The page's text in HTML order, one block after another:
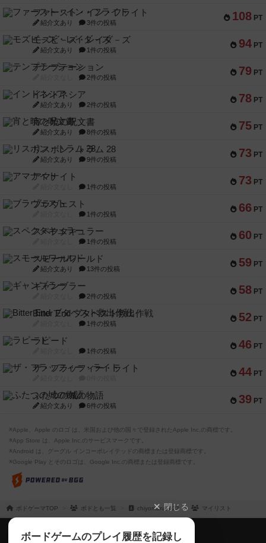
108 PT
ファースト・イン・フライト
紹介文あり 3件の投稿
94 PT
モズビ－ズ・レイダ－ズ
紹介文あり 1件の投稿
79 PT
テンプテーション
2件の投稿
78 PT
インドネシア
紹介文あり 2件の投稿
75 PT
宵と暁の呪文書
紹介文あり 8件の投稿
73 PT
リスボン・トラム 28
紹介文あり 9件の投稿
73 PT
アマナイト
1件の投稿
66 PT
ブラヴェスト
1件の投稿
60 PT
スペクタキュラー
1件の投稿
59 PT
スモールワールド
紹介文あり 13件の投稿
58 PT
ギャンブラー
2件の投稿
52 PT
Bitter End ブタペスト救出作戦
1件の投稿
46 PT
ラピード
1件の投稿
44 PT
ザ・フラッフィー・ライト
39 PT
ふたつの城の物語
紹介文あり 6件の投稿
※Apple、Apple のロゴ は、米国および他の国々で登録されたApple Inc.の商標です。
※App Store は、Apple Inc.のサービスマークです。
※Android は、グーグル インコーポレイテッドの商標または登録商標です。
※Google Play とそのロゴは、Google Inc.の商標または登録商標です。
ボドゲーマTOP ボドとも一覧 chiyomaru1623 マイリスト
閉じる
ボードゲームのプレイ履歴を記録し
ボドゲーマTOP